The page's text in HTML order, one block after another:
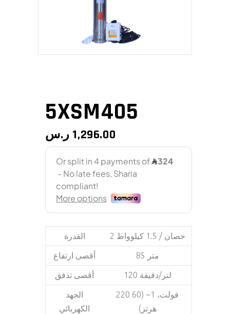
5XSM405
1,296.00 ر.س
القدرة 2 حصان / 1.5 كيلوواط
أقصى ارتفاع 85 متر
أقصى تدفق 120 لتر/دقيقة
الجهد
الكهربائي
220 فولت، 1~ (60
هرتز)